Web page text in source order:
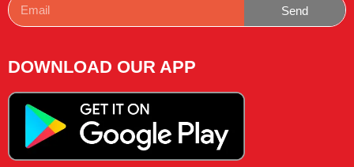
Send
DOWNLOAD OUR APP